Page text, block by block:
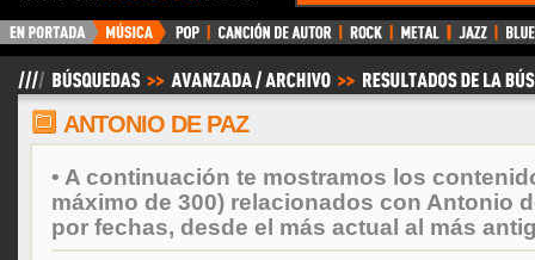
BuscaMusica.es
ANTONIO DE PAZ
• A continuación te mostramos los
máximo de 300) relacionados con Antonio
por fechas, desde el más actual al más